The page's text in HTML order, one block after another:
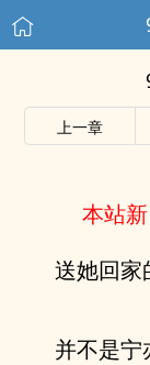
上一章
本站
送她回家
并不是宁